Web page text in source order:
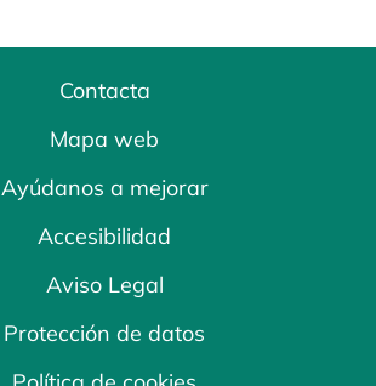
Contacta
Mapa web
Ayúdanos a mejorar
Accesibilidad
Aviso Legal
Protección de datos